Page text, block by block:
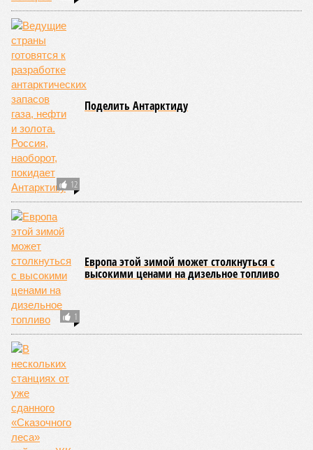
12
Поделить Антарктиду
1
Европа этой зимой может столкнуться с
высокими ценами на дизельное топливо